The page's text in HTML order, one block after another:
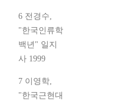
6 전경수,
"한국인류학
백년" 일지
사 1999
7 이영학,
"한국근현대